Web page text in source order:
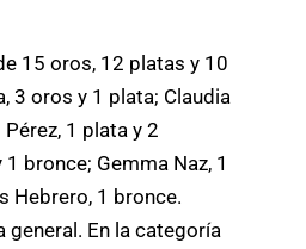
15 oros, 12 platas y 10
3 oros y 1 plata; Claudia
1 plata y 2
bronce; Gemma Naz, 1
Hebrero, 1 bronce.
general. En la categoría